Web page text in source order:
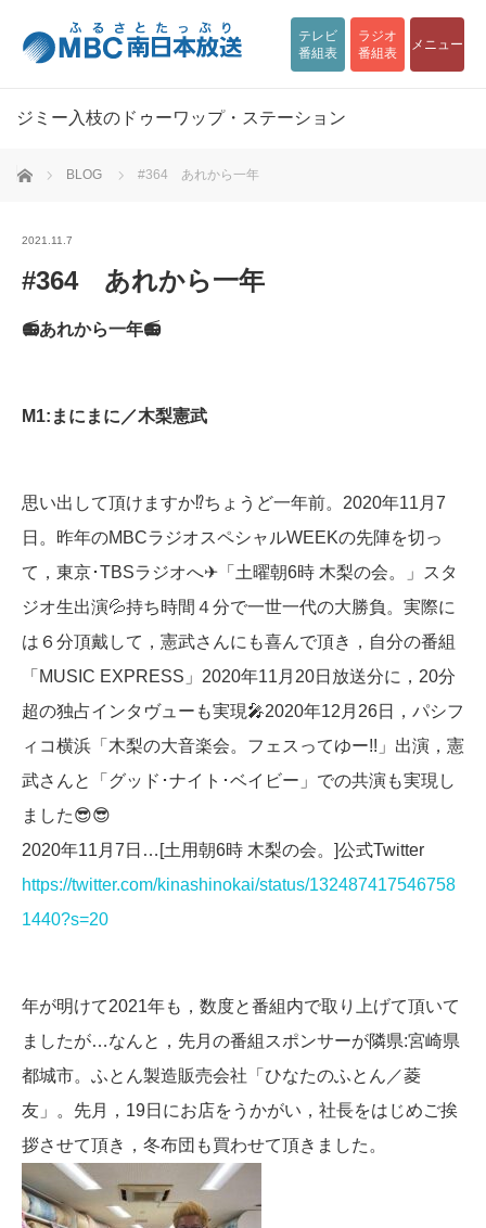
テレビ
番組表
ラジオ
番組表
メニュー
ジミー入枝のドゥーワップ・ステーション
ホーム BLOG #364 あれから一年
2021.11.7
#364 あれから一年
📻あれから一年📻
M1:まにまに／木梨憲武
思い出して頂けますか⁉ちょうど一年前。2020年11月7
日。昨年のMBCラジオスペシャルWEEKの先陣を切っ
て，東京･TBSラジオへ✈「土曜朝6時 木梨の会。」スタ
ジオ生出演💦持ち時間４分で一世一代の大勝負。実際に
は６分頂戴して，憲武さんにも喜んで頂き，自分の番組
「MUSIC EXPRESS」2020年11月20日放送分に，20分
超の独占インタヴューも実現🎤2020年12月26日，パシフ
ィコ横浜「木梨の大音楽会。フェスってゆー!!」出演，憲
武さんと「グッド･ナイト･ベイビー」での共演も実現し
ました😎😎
2020年11月7日…[土用朝6時 木梨の会。]公式Twitter
https://twitter.com/kinashinokai/status/132487417546758
1440?s=20
年が明けて2021年も，数度と番組内で取り上げて頂いて
ましたが…なんと，先月の番組スポンサーが隣県:宮崎県
都城市。ふとん製造販売会社「ひなたのふとん／菱
友」。先月，19日にお店をうかがい，社長をはじめご挨
拶させて頂き，冬布団も買わせて頂きました。